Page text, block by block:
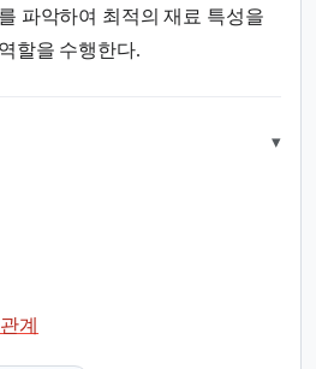
파악하여 최적의 재료 특성을
할을 수행한다.
▾
계